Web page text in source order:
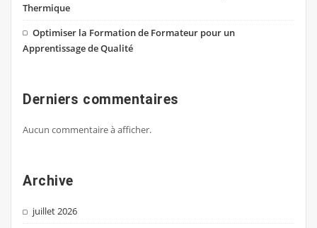
Thermique
Optimiser la Formation de Formateur pour un
Apprentissage de Qualité
Derniers commentaires
Aucun commentaire à afficher.
Archive
juillet 2026